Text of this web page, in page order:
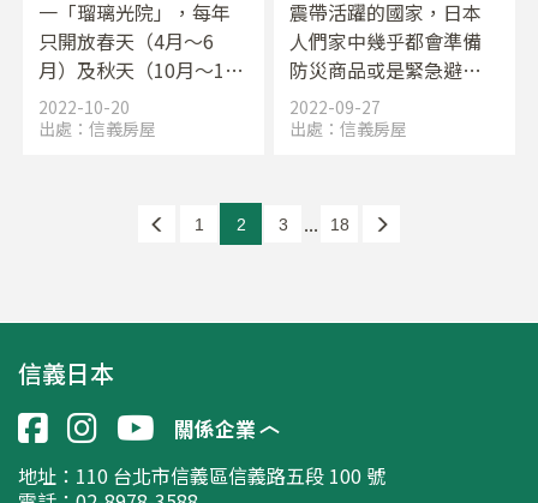
一「瑠璃光院」，每年
只開放春天（4月～6
月）及秋天（10月～12
月 ）才能參觀。最著名
的景色就在書院2樓，庭
幾年琉璃光院也在社群
成為討論話題，因為風
甚至還得排4個小時的隊
才能看到！
2022-10-20
出處： 信義房屋
震帶活躍的國家，日本
人們家中幾乎都會準備
防災商品或是緊急避難
包。究竟他們的防災包
怎麼準備，一起來看看
2022-09-27
出處： 信義房屋
1 2 3 ... 18
信義日本
關係企業
地址： 110 台北市信義區信義路五段 100 號